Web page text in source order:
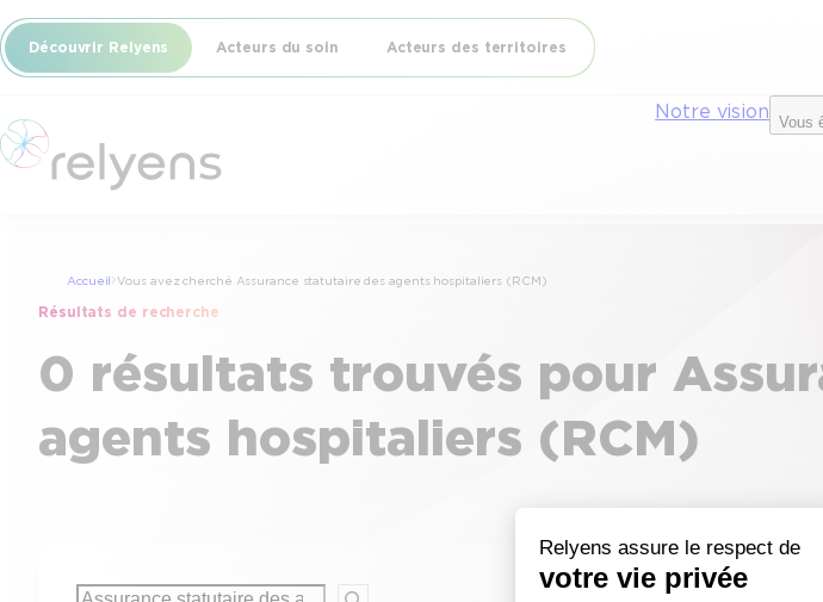
Découvrir Relyens Acteurs du soin Acteurs des territoires
Notre vision Vous
Accueil Vous avez cherché Assurance statutaire des agents hospitaliers (RCM)
Résultats de recherche
0 résultats trouvés pour
agents hospitaliers (RCM)